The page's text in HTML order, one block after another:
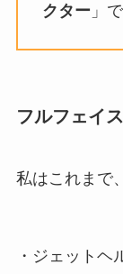
クター 」
フルフェイ
私はこれまで、
・ジェットヘ